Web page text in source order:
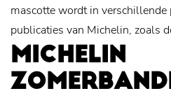
mascotte wordt in verschillende
publicaties van Michelin, zoals
MICHELIN